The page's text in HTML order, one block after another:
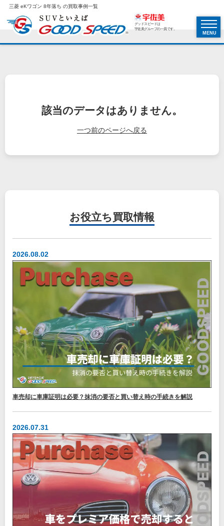
三菱 eKワゴン 8年落ち の買取事例一覧
グッドスピードは
宇佐美グループの一員です。
MENU
該当のデータはありません。
一つ前のページへ戻る
お役立ち 買取情報
2026.08.02
車売却に車庫証明は必要？抹消の要否と買い替え時の手続きを解説
2026.07.31